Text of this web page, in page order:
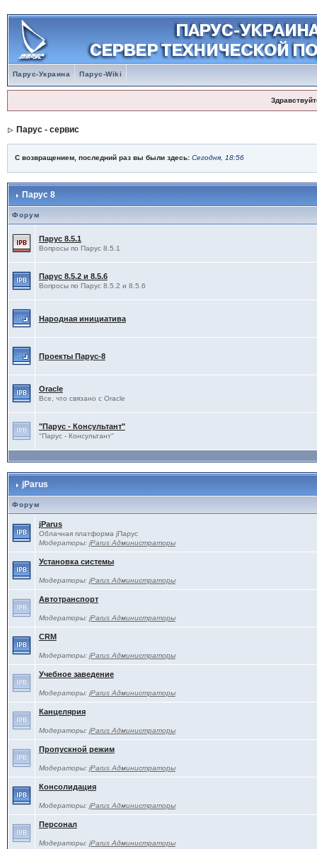
Парус-Украина Парус-Wiki
Парус - сервис
С возвращением, последний раз вы были здесь: Сегодня, 18:56
Парус 8
Форум
Парус 8.5.1
Вопросы по Парус 8.5.1
Парус 8.5.2 и 8.5.6
Вопросы по Парус 8.5.2 и 8.5.6
Народная инициатива
Проекты Паруc-8
Oracle
Все, что связано с Oracle
"Парус - Консультант"
"Парус - Консультант"
jParus
Форум
jParus
Облачная платформа jПарус
Модераторы: jParus Администраторы
Установка системы
Модераторы: jParus Администраторы
Автотранспорт
Модераторы: jParus Администраторы
CRM
Модераторы: jParus Администраторы
Учебное заведение
Модераторы: jParus Администраторы
Канцелярия
Модераторы: jParus Администраторы
Пропускной режим
Модераторы: jParus Администраторы
Консолидация
Модераторы: jParus Администраторы
Персонал
Модераторы: jParus Администраторы